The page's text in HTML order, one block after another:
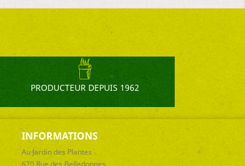
PRODUCTEUR DEPUIS 1962
INFORMATIONS
Au Jardin des Plantes
670 Rue des Belledonnes